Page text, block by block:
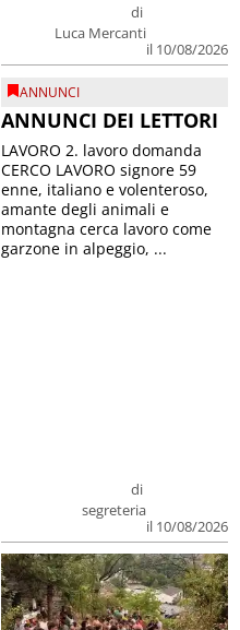
di
Luca Mercanti
il 10/08/2026
ANNUNCI
ANNUNCI DEI LETTORI
di
segreteria
il 10/08/2026
LAVORO 2. lavoro domanda
CERCO LAVORO signore 59
enne, italiano e volenteroso,
amante degli animali e
montagna cerca lavoro come
garzone in alpeggio, ...